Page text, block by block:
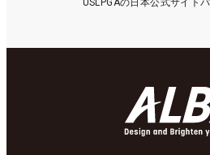
USLPGAの日本公式サイト